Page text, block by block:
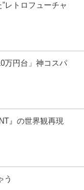
レトロフューチャ
万円台」神コスパ
』の世界観再現
う